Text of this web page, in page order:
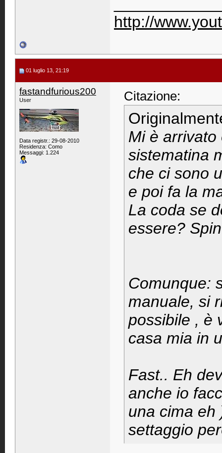
http://
01 luglio 13, 21:19
fastandfurious200
User
Data registr.: 29-08-2010
Residenza: Como
Messaggi: 1.224
Citazione:
Mi è arrivato
sistematina
che ci sono
e poi fa la
La coda se
essere?
Comunque:
manuale, si
possibile , è
casa mia in
Fast.. Eh
anche io
una cima eh
settaggio